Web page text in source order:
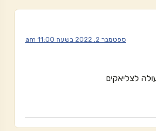
ספטמבר 2, 2022 בשעה 11:00 am
לצליאקים